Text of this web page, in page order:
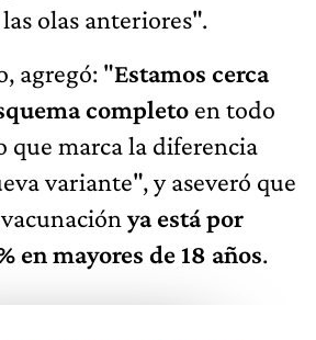
olas anteriores".
agregó: "Estamos cerca
completo en todo
que marca la diferencia
variante", y aseveró que
ya está por
en mayores de 18 años.